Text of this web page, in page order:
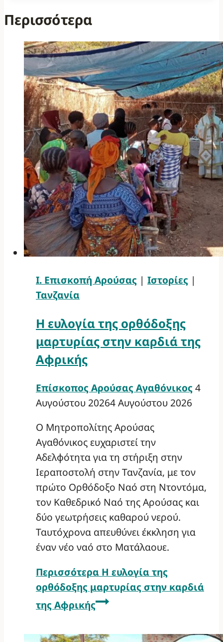
Περισσότερα
Ι. Επισκοπή Αρούσας | Ιστορίες |
Τανζανία
Η ευλογία της ορθόδοξης
μαρτυρίας στην καρδιά της
Αφρικής
Επίσκοπος Αρούσας Αγαθόνικος 4
Αυγούστου 20264 Αυγούστου 2026
Ο Μητροπολίτης Αρούσας
Αγαθόνικος ευχαριστεί την
Αδελφότητα για τη στήριξη στην
Ιεραποστολή στην Τανζανία, με τον
πρώτο Ορθόδοξο Ναό στη Ντοντόμα,
τον Καθεδρικό Ναό της Αρούσας και
δύο γεωτρήσεις καθαρού νερού.
Ταυτόχρονα απευθύνει έκκληση για
έναν νέο ναό στο Ματάλαουε.
Περισσότερα Η ευλογία της
ορθόδοξης μαρτυρίας στην καρδιά
της Αφρικής